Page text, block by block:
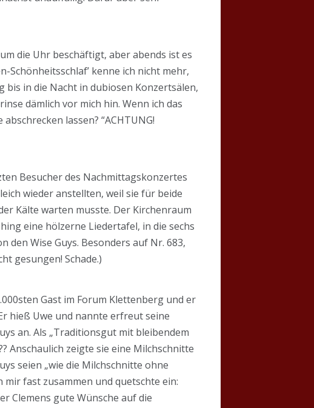
die Uhr beschäftigt, aber abends ist es
Schönheitsschlaf’ kenne ich nicht mehr,
bis in die Nacht in dubiosen Konzertsälen,
dämlich vor mich hin. Wenn ich das
lassen? “ACHTUNG!
Besucher des Nachmittagskonzertes
wieder anstellten, weil sie für beide
Kälte warten musste. Der Kirchenraum
eine hölzerne Liedertafel, in die sechs
Wise Guys. Besonders auf Nr. 683,
gesungen! Schade.)
Gast im Forum Klettenberg und er
hieß Uwe und nannte erfreut seine
an. Als „Traditionsgut mit bleibendem
Anschaulich zeigte sie eine Milchschnitte
seien „wie die Milchschnitte ohne
fast zusammen und quetschte ein:
Clemens gute Wünsche auf die